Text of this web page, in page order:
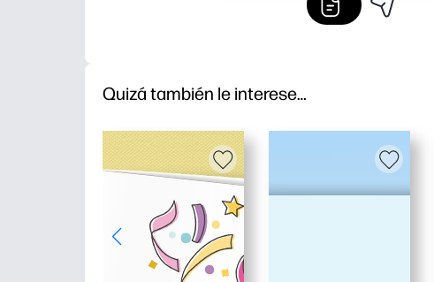
Quizá también le interese…